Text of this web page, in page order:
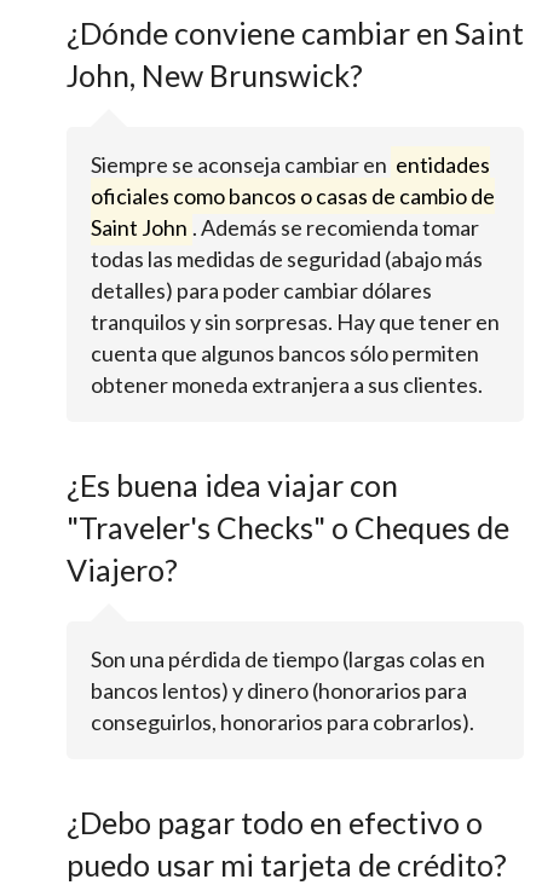
¿Dónde conviene cambiar en Saint
John, New Brunswick?
Siempre se aconseja cambiar en entidades
oficiales como bancos o casas de cambio de
Saint John . Además se recomienda tomar
todas las medidas de seguridad (abajo más
detalles) para poder cambiar dólares
tranquilos y sin sorpresas. Hay que tener en
cuenta que algunos bancos sólo permiten
obtener moneda extranjera a sus clientes.
¿Es buena idea viajar con
"Traveler's Checks" o Cheques de
Viajero?
Son una pérdida de tiempo (largas colas en
bancos lentos) y dinero (honorarios para
conseguirlos, honorarios para cobrarlos).
¿Debo pagar todo en efectivo o
puedo usar mi tarjeta de crédito?